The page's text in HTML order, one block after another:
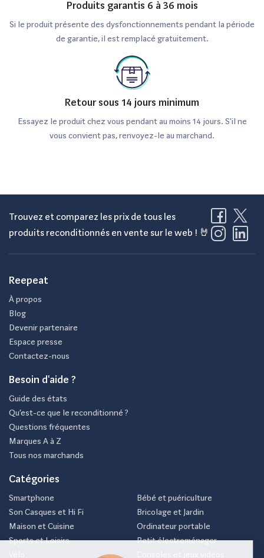
Produits garantis 6 à 36 mois
Si le produit présente des dysfonctionnements pendant la période
de garantie, il est remplacé gratuitement.
Retour sous 14 jours minimum
Essayez le produit chez vous pendant au moins 14 jours. S'il ne
vous convient pas, renvoyez-le au marchand.
Trouvez et comparez les prix de tous les
produits reconditionnés en vente sur le web ! 🤘
Reepeat
À propos
Blog
Devenir partenaire
Espace presse
Contactez-nous
Besoin d'aide ?
Guide des états
Qu’est-ce que le reconditionné ?
Questions fréquentes
Marques A à Z
Tous nos marchands
Catégories
Smartphone
Son Casques et Hi Fi
Maison et Cuisine
Sports et Loisirs
Bébé et puériculture
Bricolage et Jardin
Ordinateur portable
Petit électroménager